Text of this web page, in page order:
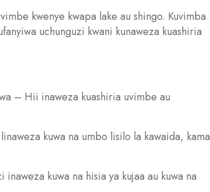
kwenye kwapa lake au shingo. Kuvimba
uchunguzi kwani kunaweza kuashiria
– Hii inaweza kuashiria uvimbe au
kuwa na umbo lisilo la kawaida, kama
kuwa na hisia ya kujaa au kuwa na